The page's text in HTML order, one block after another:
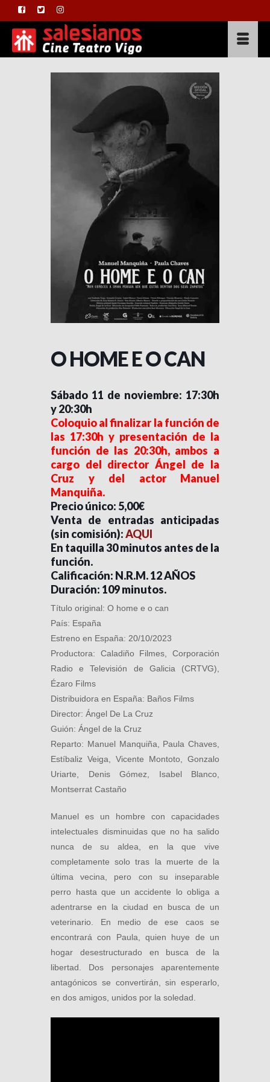
O HOME E O CAN
Sábado 11 de noviembre: 17:30h
y 20:30h
Coloquio al finalizar la función de
las 17:30h y presentación de la
función de las 20:30h, ambos a
cargo del director Ángel de la
Cruz y del actor Manuel
Manquiña.
Precio único: 5,00€
Venta de entradas anticipadas
(sin comisión):AQUI
En taquilla 30 minutos antes de la
función.
Calificación: N.R.M. 12 AÑOS
Duración: 109 minutos.
Título original: O home e o can
País: España
Estreno en España: 20/10/2023
Productora: Caladiño Filmes, Corporación
Radio e Televisión de Galicia (CRTVG),
Ézaro Films
Distribuidora en España: Baños Films
Director: Ángel De La Cruz
Guión: Ángel de la Cruz
Reparto: Manuel Manquiña, Paula Chaves,
Estíbaliz Veiga, Vicente Montoto, Gonzalo
Uriarte, Denis Gómez, Isabel Blanco,
Montserrat Castaño
Manuel es un hombre con capacidades
intelectuales disminuidas que no ha salido
nunca de su aldea, en la que vive
completamente solo tras la muerte de la
última vecina, pero con su inseparable
perro hasta que un accidente lo obliga a
adentrarse en la ciudad en busca de un
veterinario. En medio de ese caos se
encontrará con Paula, quien huye de un
hogar desestructurado en busca de la
libertad. Dos personajes aparentemente
antagónicos se convertirán, sin esperarlo,
en dos amigos, unidos por la soledad.